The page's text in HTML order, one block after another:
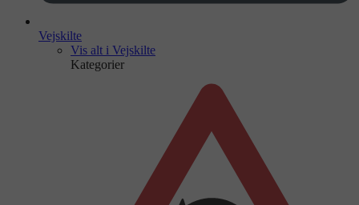
Vejskilte
Vis alt i Vejskilte
Kategorier